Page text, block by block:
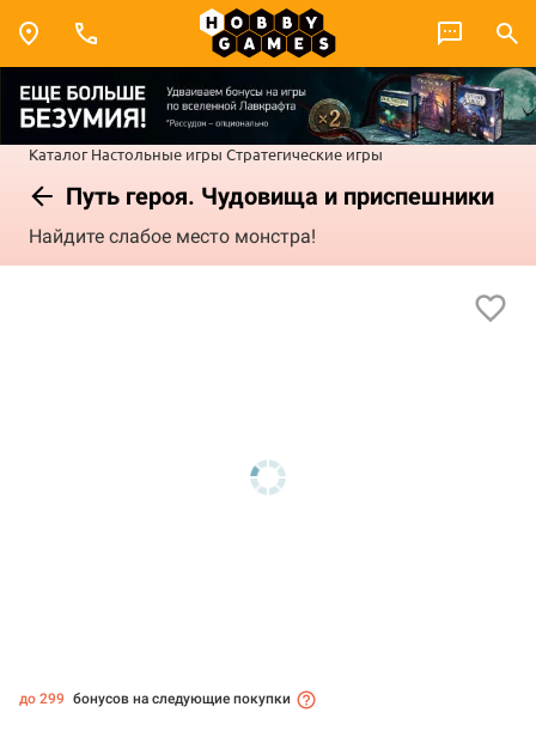
Каталог Настольные игры Стратегические игры
Путь героя. Чудовища и приспешники
Найдите слабое место монстра!
до 299 бонусов на следующие покупки